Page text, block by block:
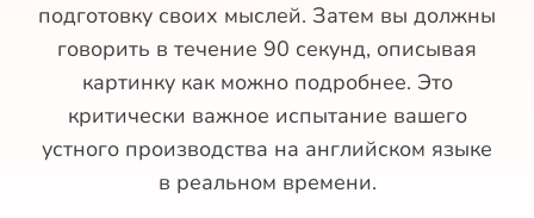
подготовку своих мыслей. Затем вы должны
говорить в течение 90 секунд, описывая
картинку как можно подробнее. Это
критически важное испытание вашего
устного производства на английском языке
в реальном времени.